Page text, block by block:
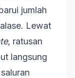
jumlah
Lewat
, ratusan
langsung